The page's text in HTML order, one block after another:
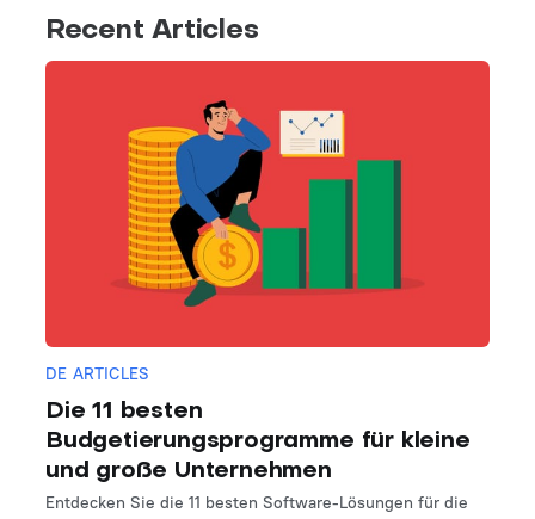
Recent Articles
DE ARTICLES
Die 11 besten
Budgetierungsprogramme für kleine
und große Unternehmen
Entdecken Sie die 11 besten Software-Lösungen für die